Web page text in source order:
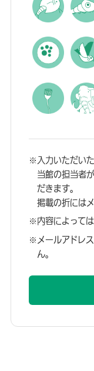
受けない
温度が
このよう
春の訪れ
入力いただい
当館の担当者
だきます。
掲載の折には
内容によって
メールアドレ
ん。